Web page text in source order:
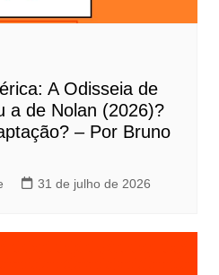
A Odisseia de
a de Nolan (2026)?
– Por Bruno
31 de julho de 2026